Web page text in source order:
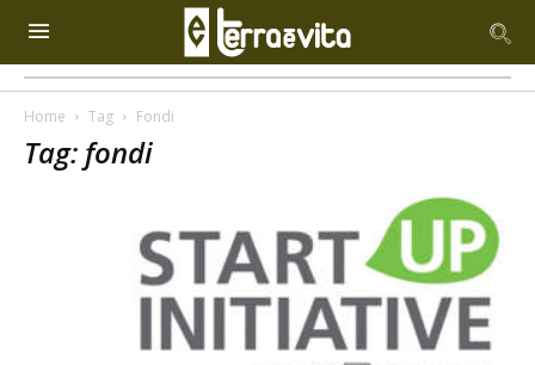
Home Tag Fondi
Tag: fondi